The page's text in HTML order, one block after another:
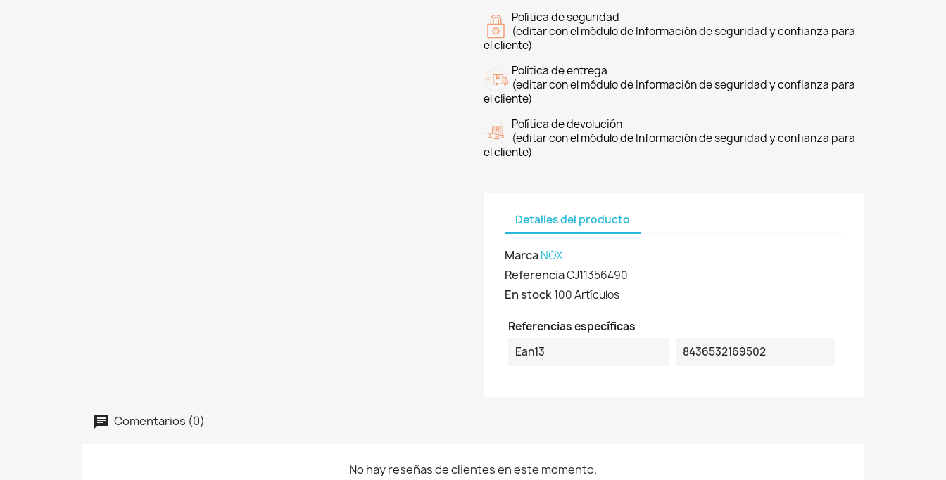
Política de seguridad
(editar con el módulo de Información de seguridad y confianza para
el cliente)
Política de entrega
(editar con el módulo de Información de seguridad y confianza para
el cliente)
Política de devolución
(editar con el módulo de Información de seguridad y confianza para
el cliente)
Detalles del producto
MarcaNOX
ReferenciaCJ11356490
En stock100 Artículos
Referencias específicas
Ean13
8436532169502
Comentarios (0)
No hay reseñas de clientes en este momento.